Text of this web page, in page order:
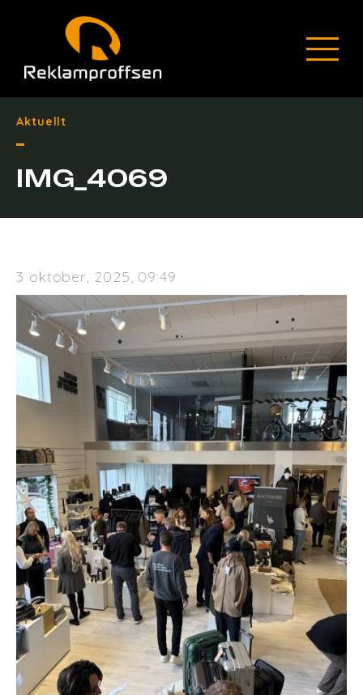
Aktuellt
IMG_4069
3 oktober, 2025, 09:49